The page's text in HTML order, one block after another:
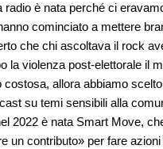
è nata perché ci
cominciato a mettere
che chi ascoltava il rock
la violenza post-elettorale il
allora abbiamo
su temi sensibili alla
2022 è nata Smart Move,
un contributo» per fare